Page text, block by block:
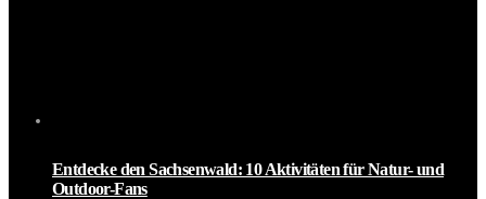
Entdecke den Sachsenwald: 10 Aktivitäten für Natur- und
Outdoor-Fans